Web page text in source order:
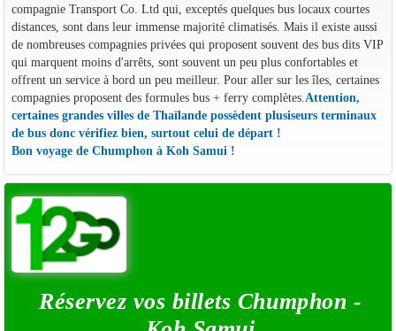
compagnie Transport Co. Ltd qui, exceptés quelques bus locaux courtes
distances, sont dans leur immense majorité climatisés. Mais il existe aussi
de nombreuses compagnies privées qui proposent souvent des bus dits VIP
qui marquent moins d'arrêts, sont souvent un peu plus confortables et
offrent un service à bord un peu meilleur. Pour aller sur les îles, certaines
compagnies proposent des formules bus + ferry complètes. Attention,
certaines grandes villes de Thaïlande possèdent plusiseurs terminaux
de bus donc vérifiez bien, surtout celui de départ !
Bon voyage de Chumphon à Koh Samui !
Réservez vos billets Chumphon -